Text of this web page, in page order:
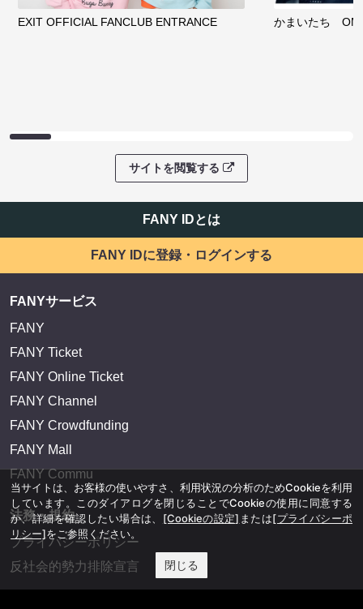
EXIT OFFICIAL FANCLUB ENTRANCE かまいたち
サイトを閲覧する
FANY IDとは
FANY IDに登録・ログインする
FANYサービス
FANY
FANY Ticket
FANY Online Ticket
FANY Channel
FANY Crowdfunding
FANY Mall
FANY Commu
法務・規約
プライバシーポリシー
反社会的勢力排除宣言
当サイトは、お客様の使いやすさ、利用状況の分析のためCookieを利用
しています。このダイアログを閉じることでCookieの使用に同意する
か、詳細を確認したい場合は、 [Cookieの設定] または[プライバシーポ
リシー]をご参照ください。
閉じる